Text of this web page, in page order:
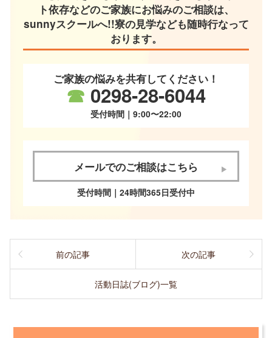
ト依存などのご家族にお悩みのご相談は、
sunnyスクールへ!!寮の見学なども随時行なって
おります。
ご家族の悩みを共有してください！
☎ 0298-28-6044
受付時間｜9:00〜22:00
メールでのご相談はこちら
受付時間｜24時間365日受付中
前の記事
活動日誌(ブログ)一覧
次の記事